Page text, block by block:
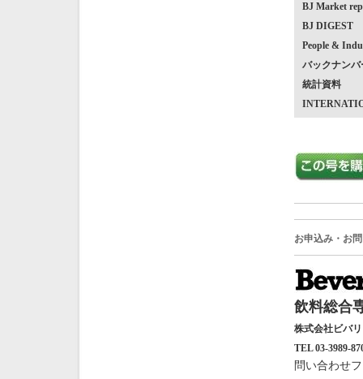
BJ Market
BJ DIGEST
People &
バックナンバ
統計資料
お申込み・お
飲料総合
株式会社ビバ
TEL 03-3989-
問い合わせ